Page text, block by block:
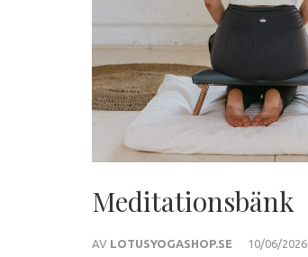
Meditationsbänk
AV LOTUSYOGASHOP.SE 10/06/2026